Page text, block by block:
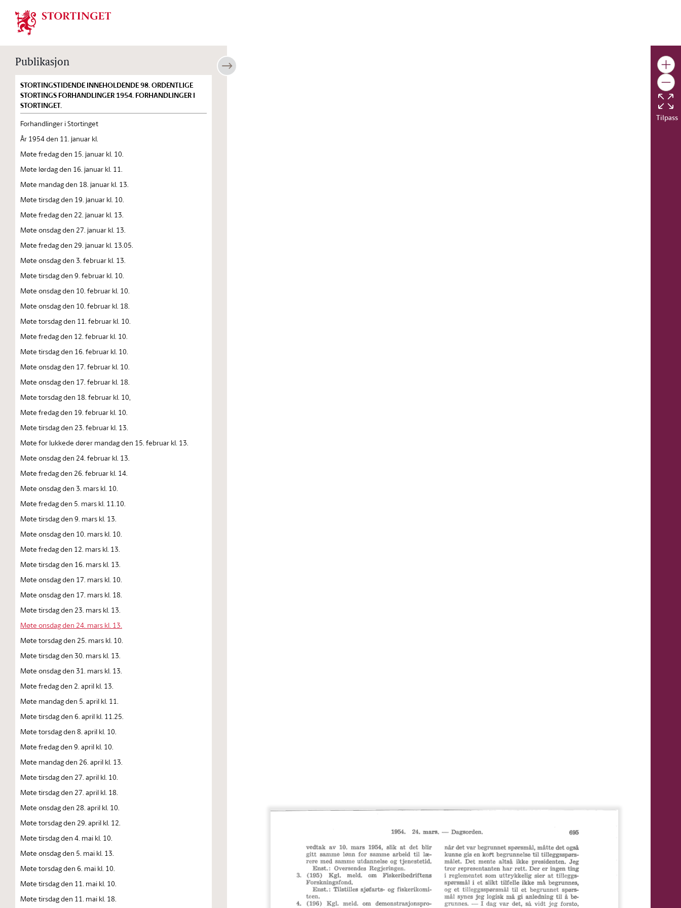
Stortinget.no
Publikasjon
STORTINGSTIDENDE INNEHOLDENDE 98. ORDENTLIGE
STORTINGS FORHANDLINGER 1954. FORHANDLINGER I
STORTINGET.
Forhandlinger i Stortinget
År 1954 den 11. januar kl.
Møte fredag den 15. januar kl. 10.
Møte lørdag den 16. januar kl. 11.
Møte mandag den 18. januar kl. 13.
Møte tirsdag den 19. januar kl. 10.
Møte fredag den 22. januar kl. 13.
Møte onsdag den 27. januar kl. 13.
Møte fredag den 29. januar kl. 13.05.
Møte onsdag den 3. februar kl. 13.
Møte tirsdag den 9. februar kl. 10.
Møte onsdag den 10. februar kl. 10.
Møte onsdag den 10. februar kl. 18.
Møte torsdag den 11. februar kl. 10.
Møte fredag den 12. februar kl. 10.
Møte tirsdag den 16. februar kl. 10.
Møte onsdag den 17. februar kl. 10.
Møte onsdag den 17. februar kl. 18.
Møte torsdag den 18. februar kl. 10,
Møte fredag den 19. februar kl. 10.
Møte tirsdag den 23. februar kl. 13.
Møte for lukkede dører mandag den 15. februar kl. 13.
Møte onsdag den 24. februar kl. 13.
Møte fredag den 26. februar kl. 14.
Møte onsdag den 3. mars kl. 10.
Møte fredag den 5. mars kl. 11.10.
Møte tirsdag den 9. mars kl. 13.
Møte onsdag den 10. mars kl. 10.
Møte fredag den 12. mars kl. 13.
Møte tirsdag den 16. mars kl. 13.
Møte onsdag den 17. mars kl. 10.
Møte onsdag den 17. mars kl. 18.
Møte tirsdag den 23. mars kl. 13.
Møte onsdag den 24. mars kl. 13.
Møte torsdag den 25. mars kl. 10.
Møte tirsdag den 30. mars kl. 13.
Møte onsdag den 31. mars kl. 13.
Møte fredag den 2. april kl. 13.
Møte mandag den 5. april kl. 11.
Møte tirsdag den 6. april kl. 11.25.
Møte torsdag den 8. april kl. 10.
Møte fredag den 9. april kl. 10.
Møte mandag den 26. april kl. 13.
Møte tirsdag den 27. april kl. 10.
Møte tirsdag den 27. april kl. 18.
Møte onsdag den 28. april kl. 10.
Møte torsdag den 29. april kl. 12.
Møte tirsdag den 4. mai kl. 10.
Møte onsdag den 5. mai kl. 13.
Møte torsdag den 6. mai kl. 10.
Møte tirsdag den 11. mai kl. 10.
Møte tirsdag den 11. mai kl. 18.